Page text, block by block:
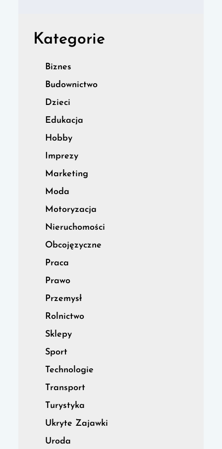
Kategorie
Biznes
Budownictwo
Dzieci
Edukacja
Hobby
Imprezy
Marketing
Moda
Motoryzacja
Nieruchomości
Obcojęzyczne
Praca
Prawo
Przemysł
Rolnictwo
Sklepy
Sport
Technologie
Transport
Turystyka
Ukryte Zajawki
Uroda